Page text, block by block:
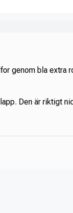
genom bla extra
Den är riktigt